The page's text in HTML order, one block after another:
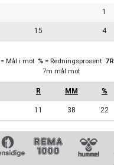
1
15 4
11 38 22
= Mål i mot % = Redningsprosent 7R
7m mål mot